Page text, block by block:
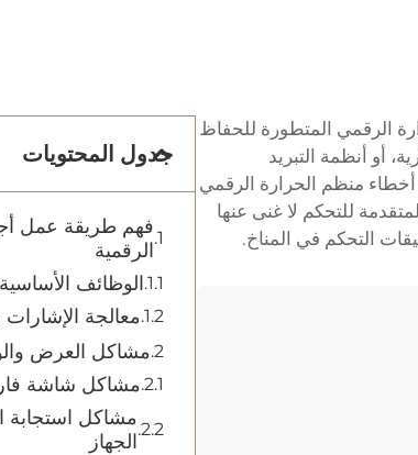
الرقمي المتطورة للحفاظ
أو أنظمة التبريد
منظم الحرارة الرقمي
للتحكم لا غنى عنها
التحكم في المناخ.
جدول المحتويات
فهم طريقة عمل
الرقمية
الوظائف
معالجة
مشاكل العرض
مشاكل شاشة
مشاكل استجابة
الجهاز